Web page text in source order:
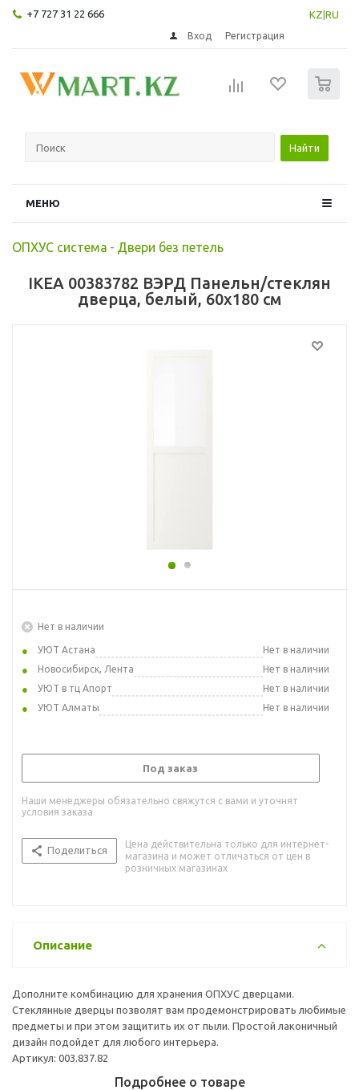
+7 727 31 22 666 KZ RU
Вход Регистрация
Найти
МЕНЮ
ОПХУС система - Двери без петель
IKEA 00383782 ВЭРД Панельн/стеклян
дверца, белый, 60x180 см
Нет в наличии
УЮТ Астана
Нет в наличии
Новосибирск, Лента
Нет в наличии
УЮТ в тц Апорт
Нет в наличии
УЮТ Алматы
Нет в наличии
Под заказ
Наши менеджеры обязательно свяжутся с вами и уточнят
условия заказа
Поделиться
Цена действительна только для интернет-
магазина и может отличаться от цен в
розничных магазинах
Описание
Дополните комбинацию для хранения ОПХУС дверцами.
Стеклянные дверцы позволят вам продемонстрировать любимые
предметы и при этом защитить их от пыли. Простой лаконичный
дизайн подойдет для любого интерьера.
Артикул: 003.837.82
Подробнее о товаре